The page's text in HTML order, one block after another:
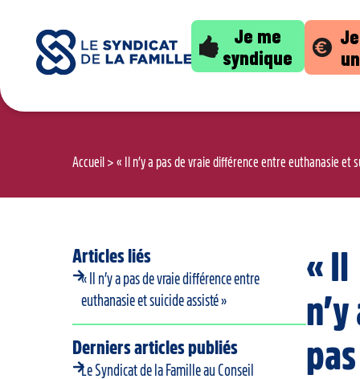
Je me
syndique
Accueil > « Il n’y a pas de vraie différence entre euthanasie et
Articles liés
« Il n’y a pas de vraie différence entre
euthanasie et suicide assisté »
Derniers articles publiés
Le Syndicat de la Famille au Conseil
« Il
n’y
pas